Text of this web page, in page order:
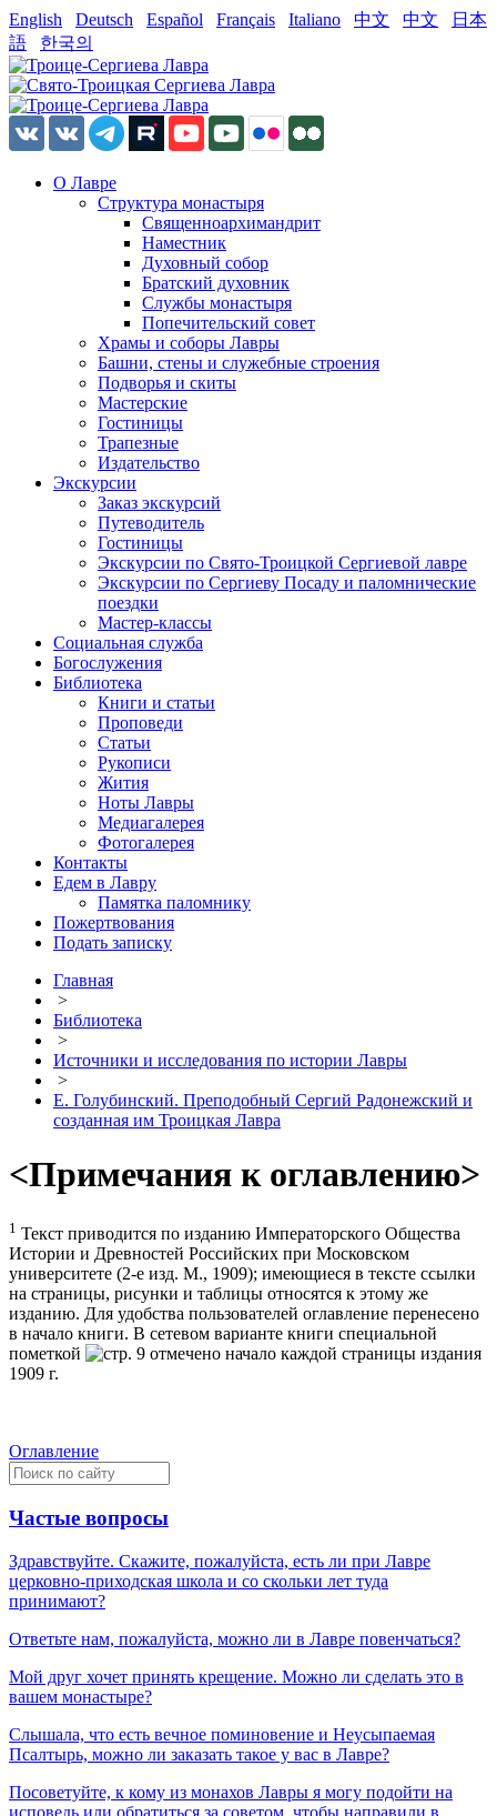
English Deutsch Español Français Italiano 中文 中文
日本
語
한국의
О Лавре
Структура монастыря
Священноархимандрит
Наместник
Духовный собор
Братский духовник
Службы монастыря
Попечительский совет
Храмы и соборы Лавры
Башни, стены и служебные строения
Подворья и скиты
Мастерские
Гостиницы
Трапезные
Издательство
Экскурсии
Заказ экскурсий
Путеводитель
Гостиницы
Экскурсии по Свято-Троицкой Сергиевой лавре
Экскурсии по Сергиеву Посаду и паломнические
поездки
Мастер-классы
Социальная служба
Богослужения
Библиотека
Книги и статьи
Проповеди
Статьи
Рукописи
Жития
Ноты Лавры
Медиагалерея
Фотогалерея
Контакты
Едем в Лавру
Памятка паломнику
Пожертвования
Подать записку
Главная
>
Библиотека
>
Источники и исследования по истории Лавры
>
Е. Голубинский. Преподобный Сергий Радонежский и
созданная им Троицкая Лавра
<Примечания к оглавлению>
1 Текст приводится по изданию Императорского Общества
Истории и Древностей Российских при Московском
университете (2-е изд. М., 1909); имеющиеся в тексте ссылки
на страницы, рисунки и таблицы относятся к этому же
изданию. Для удобства пользователей оглавление перенесено
в начало книги. В сетевом варианте книги специальной
пометкой
отмечено начало каждой страницы издания
1909 г.
Оглавление
Частые вопросы
Здравствуйте. Скажите, пожалуйста, есть ли при Лавре
церковно-приходская школа и со скольки лет туда
принимают?
Ответьте нам, пожалуйста, можно ли в Лавре повенчаться?
Мой друг хочет принять крещение. Можно ли сделать это в
вашем монастыре?
Слышала, что есть вечное поминовение и Неусыпаемая
Псалтырь, можно ли заказать такое у вас в Лавре?
Посоветуйте, к кому из монахов Лавры я могу подойти на
исповедь или обратиться за советом, чтобы направили в